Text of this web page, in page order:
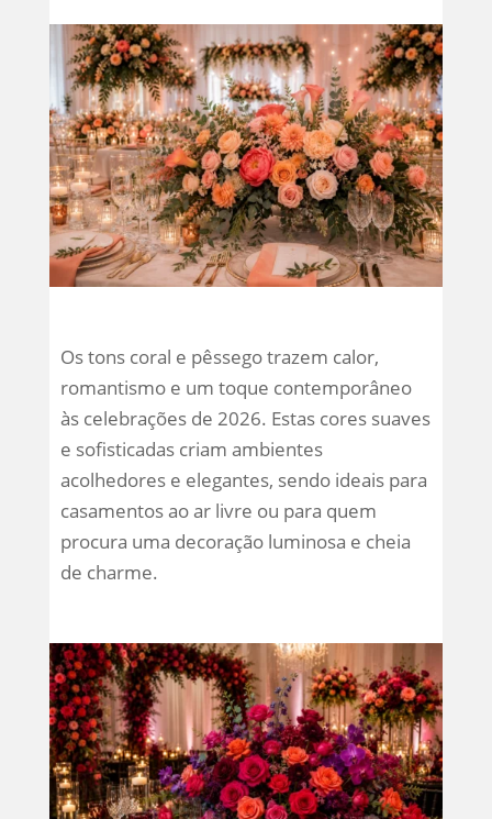
Os tons coral e pêssego trazem calor,
romantismo e um toque contemporâneo
às celebrações de 2026. Estas cores suaves
e sofisticadas criam ambientes
acolhedores e elegantes, sendo ideais para
casamentos ao ar livre ou para quem
procura uma decoração luminosa e cheia
de charme.